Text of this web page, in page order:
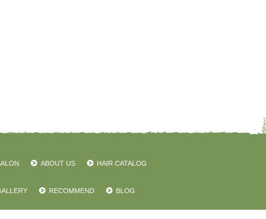
ABOUT US HAIR CATALOG
RECOMMEND BLOG